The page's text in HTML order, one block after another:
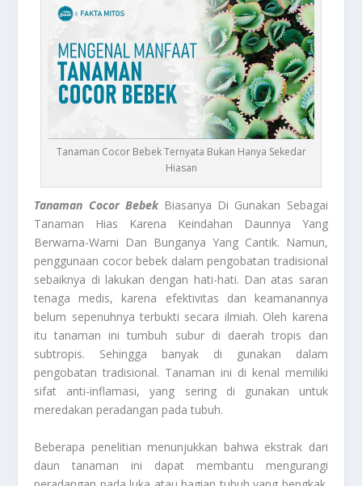
Tanaman Cocor Bebek Ternyata Bukan Hanya Sekedar
Hiasan
Tanaman Cocor BebekBiasanya Di Gunakan Sebagai
Tanaman Hias Karena Keindahan Daunnya Yang
Berwarna-Warni Dan Bunganya Yang Cantik. Namun,
penggunaan cocor bebek dalam pengobatan tradisional
sebaiknya di lakukan dengan hati-hati. Dan atas saran
tenaga medis, karena efektivitas dan keamanannya
belum sepenuhnya terbukti secara ilmiah. Oleh karena
itu tanaman ini tumbuh subur di daerah tropis dan
subtropis. Sehingga banyak di gunakan dalam
pengobatan tradisional. Tanaman ini di kenal memiliki
sifat anti-inflamasi, yang sering di gunakan untuk
meredakan peradangan pada tubuh.
Beberapa penelitian menunjukkan bahwa ekstrak dari
daun tanaman ini dapat membantu mengurangi